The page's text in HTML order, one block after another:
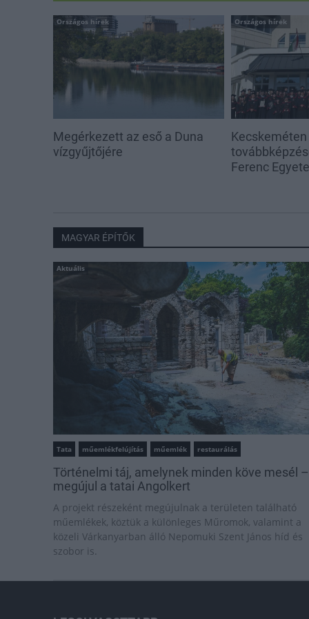
Országos hírek
Megérkezett az eső a Duna
vízgyűjtőjére
Országos hírek
Ferenc
MAGYAR ÉPÍTŐK
Aktuális
Tata műemlékfelújítás műemlék restaurálás
Történelmi táj, amelynek minden köve mesél –
megújul a tatai Angolkert
A projekt részeként megújulnak a területen található
műemlékek, köztük a különleges Műromok, valamint a
közeli Várkanyarban álló Nepomuki Szent János híd és
szobor is.